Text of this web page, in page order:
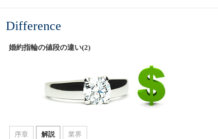
Difference
婚約指輪の値段の違い(2)
序章 解説 業界